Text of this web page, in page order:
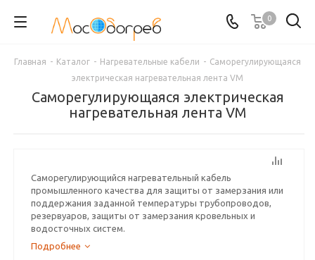
0
Главная - Каталог - Нагревательные кабели - Саморегулирующаяся
электрическая нагревательная лента VM
Саморегулирующаяся электрическая
нагревательная лента VM
Саморегулирующийся нагревательный кабель
промышленного качества для защиты от замерзания или
поддержания заданной температуры трубопроводов,
резервуаров, защиты от замерзания кровельных и
водосточных систем.
Подробнее